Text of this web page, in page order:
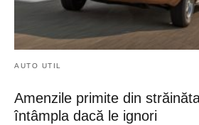
AUTO UTIL
Amenzile primite din
întâmpla dacă le ignori